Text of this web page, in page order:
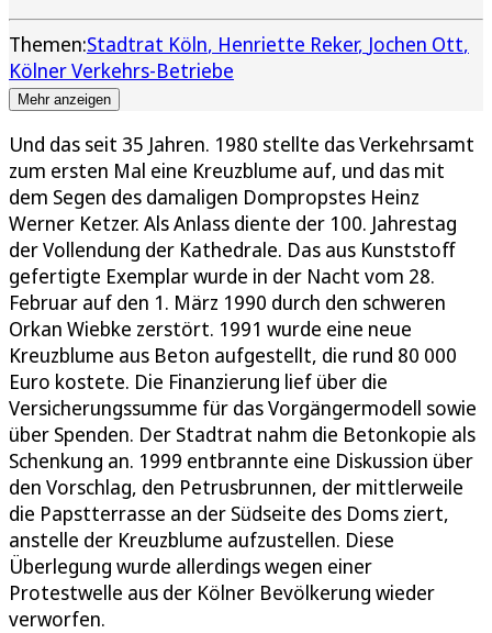
Themen:Stadtrat Köln Henriette Reker Jochen Ott
Kölner Verkehrs-Betriebe
Mehr anzeigen
Und das seit 35 Jahren. 1980 stellte das Verkehrsamt
zum ersten Mal eine Kreuzblume auf, und das mit
dem Segen des damaligen Dompropstes Heinz
Werner Ketzer. Als Anlass diente der 100. Jahrestag
der Vollendung der Kathedrale. Das aus Kunststoff
gefertigte Exemplar wurde in der Nacht vom 28.
Februar auf den 1. März 1990 durch den schweren
Orkan Wiebke zerstört. 1991 wurde eine neue
Kreuzblume aus Beton aufgestellt, die rund 80 000
Euro kostete. Die Finanzierung lief über die
Versicherungssumme für das Vorgängermodell sowie
über Spenden. Der Stadtrat nahm die Betonkopie als
Schenkung an. 1999 entbrannte eine Diskussion über
den Vorschlag, den Petrusbrunnen, der mittlerweile
die Papstterrasse an der Südseite des Doms ziert,
anstelle der Kreuzblume aufzustellen. Diese
Überlegung wurde allerdings wegen einer
Protestwelle aus der Kölner Bevölkerung wieder
verworfen.